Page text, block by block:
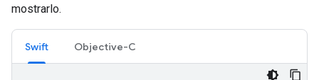
mostrarlo.
Swift Objective-C